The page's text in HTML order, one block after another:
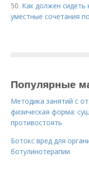
50. Как должен сидеть
уместные сочетания
Популярные
Методика занятий с
физическая форма:
противостоять
Ботокс вред для
ботулинотерапии